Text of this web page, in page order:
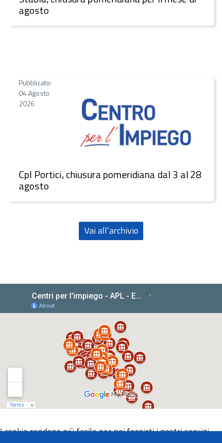
agosto
Pubblicato:
04 Agosto
2026
CpI Portici, chiusura pomeridiana dal 3 al 28
agosto
Vai all’archivio
I cookie rendono più facile per noi fornirti i nostri servizi.